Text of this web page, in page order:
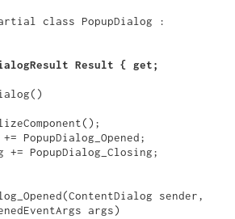
class PopupDialog :
Result { get;
args)